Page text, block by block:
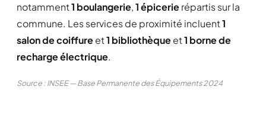
notamment1 boulangerie,1 épicerierépartis sur la
commune. Les services de proximité incluent1
salon de coiffureet1 bibliothèqueet1 borne de
recharge électrique.
Source : INSEE — Base Permanente des Équipements 2024